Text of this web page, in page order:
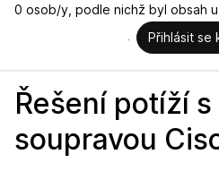
0 osob/y, podle nichž byl obsah
Přihlásit se
Řešení potíží
soupravou